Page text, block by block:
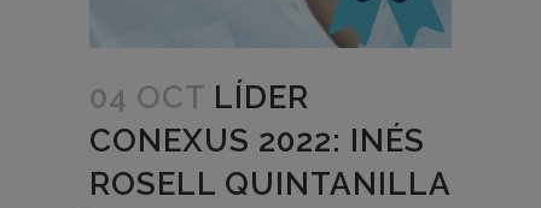
04 OCT LÍDER
CONEXUS 2022: INÉS
ROSELL QUINTANILLA